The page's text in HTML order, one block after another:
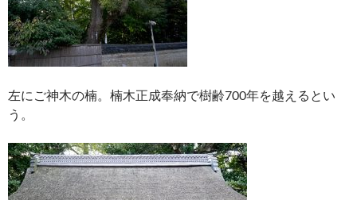
左にご神木の楠。楠木正成奉納で樹齢700年を越えるとい
う。